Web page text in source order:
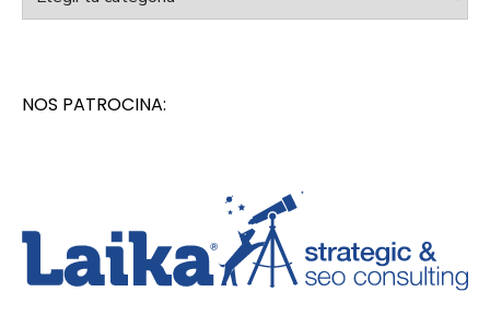
NOS PATROCINA: